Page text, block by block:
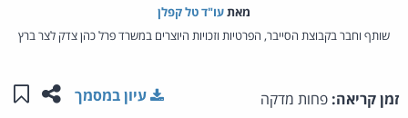
מאת‏עו"ד טל קפלן
שותף וחבר בקבוצת הסייבר, הפרטיות וזכויות היוצרים במשרד פרל כהן צדק לצר ברץ
זמן קריאה: פחות מדקה שתפו
עיון במסמך